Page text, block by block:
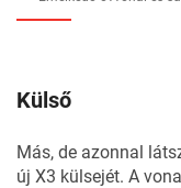
Külső
Más, de azonnal
új X3 külsejét. A